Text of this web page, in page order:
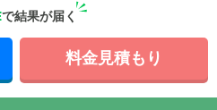
で結果が届く
料金見積もり